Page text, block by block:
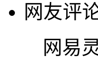
网友评
网易灵